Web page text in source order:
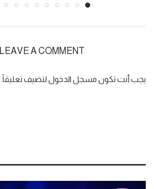
LEAVE A COMMENT
يجب أنت تكون مسجل الدخول لتضيف تعليقاً.